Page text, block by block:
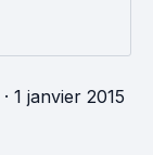
· 1 janvier 2015